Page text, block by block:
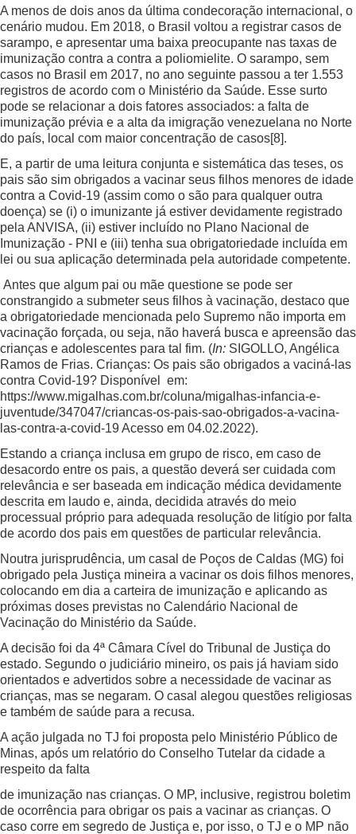
A menos de dois anos da última condecoração internacional, o
cenário mudou. Em 2018, o Brasil voltou a registrar casos de
sarampo, e apresentar uma baixa preocupante nas taxas de
imunização contra a contra a poliomielite. O sarampo, sem
casos no Brasil em 2017, no ano seguinte passou a ter 1.553
registros de acordo com o Ministério da Saúde. Esse surto
pode se relacionar a dois fatores associados: a falta de
imunização prévia e a alta da imigração venezuelana no Norte
do país, local com maior concentração de casos[8].
E, a partir de uma leitura conjunta e sistemática das teses, os
pais são sim obrigados a vacinar seus filhos menores de idade
contra a Covid-19 (assim como o são para qualquer outra
doença) se (i) o imunizante já estiver devidamente registrado
pela ANVISA, (ii) estiver incluído no Plano Nacional de
Imunização - PNI e (iii) tenha sua obrigatoriedade incluída em
lei ou sua aplicação determinada pela autoridade competente.
Antes que algum pai ou mãe questione se pode ser
constrangido a submeter seus filhos à vacinação, destaco que
a obrigatoriedade mencionada pelo Supremo não importa em
vacinação forçada, ou seja, não haverá busca e apreensão das
crianças e adolescentes para tal fim. (In: SIGOLLO, Angélica
Ramos de Frias. Crianças: Os pais são obrigados a vaciná-las
contra Covid-19? Disponível em:
https://www.migalhas.com.br/coluna/migalhas-infancia-e-
juventude/347047/criancas-os-pais-sao-obrigados-a-vacina-
las-contra-a-covid-19 Acesso em 04.02.2022).
Estando a criança inclusa em grupo de risco, em caso de
desacordo entre os pais, a questão deverá ser cuidada com
relevância e ser baseada em indicação médica devidamente
descrita em laudo e, ainda, decidida através do meio
processual próprio para adequada resolução de litígio por falta
de acordo dos pais em questões de particular relevância.
Noutra jurisprudência, um casal de Poços de Caldas (MG) foi
obrigado pela Justiça mineira a vacinar os dois filhos menores,
colocando em dia a carteira de imunização e aplicando as
próximas doses previstas no Calendário Nacional de
Vacinação do Ministério da Saúde.
A decisão foi da 4ª Câmara Cível do Tribunal de Justiça do
estado. Segundo o judiciário mineiro, os pais já haviam sido
orientados e advertidos sobre a necessidade de vacinar as
crianças, mas se negaram. O casal alegou questões religiosas
e também de saúde para a recusa.
A ação julgada no TJ foi proposta pelo Ministério Público de
Minas, após um relatório do Conselho Tutelar da cidade a
respeito da falta
de imunização nas crianças. O MP, inclusive, registrou boletim
de ocorrência para obrigar os pais a vacinar as crianças. O
caso corre em segredo de Justiça e, por isso, o TJ e o MP não